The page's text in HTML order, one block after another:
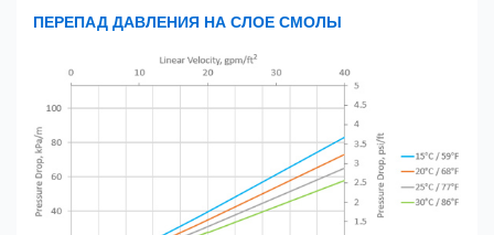
ПЕРЕПАД ДАВЛЕНИЯ НА СЛОЕ СМОЛЫ